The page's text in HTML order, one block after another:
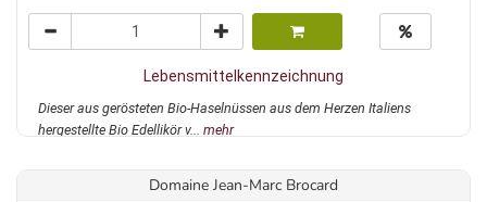
Lebensmittelkennzeichnung
Dieser aus gerösteten Bio-Haselnüssen aus dem Herzen Italiens
hergestellte Bio Edellikör v... mehr
Domaine Jean-Marc Brocard